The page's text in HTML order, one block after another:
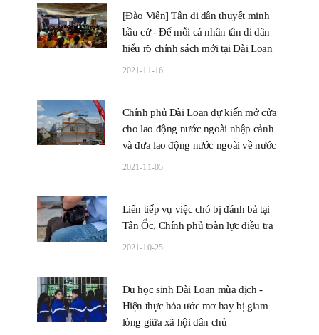
[Đào Viên] Tân di dân thuyết minh
bầu cử - Để mỗi cá nhân tân di dân
hiểu rõ chính sách mới tại Đài Loan
2021-11-16
Chính phủ Đài Loan dự kiến mở cửa
cho lao động nước ngoài nhập cảnh
và đưa lao động nước ngoài về nước
2021-11-05
Liên tiếp vụ việc chó bị đánh bả tại
Tân Ốc, Chính phủ toàn lực điều tra
2021-10-25
Du học sinh Đài Loan mùa dịch -
Hiện thực hóa ước mơ hay bị giam
lỏng giữa xã hội dân chủ